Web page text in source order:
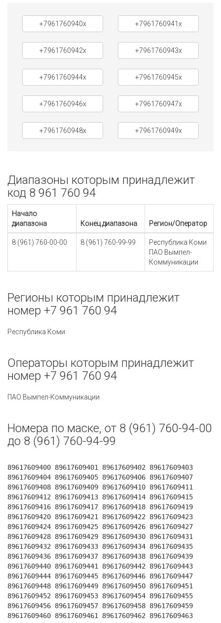
+7961760940x +7961760941x
+7961760942x +7961760943x
+7961760944x +7961760945x
+7961760946x +7961760947x
+7961760948x +7961760949x
Диапазоны которым принадлежит
код 8 961 760 94
Начало
диапазона
Конец диапазона Регион/Оператор
8 (961) 760-00-00 8 (961) 760-99-99
Республика Коми
ПАО Вымпел-
Коммуникации
Регионы которым принадлежит
номер +7 961 760 94
Республика Коми
Операторы которым принадлежит
номер +7 961 760 94
ПАО Вымпел-Коммуникации
Номера по маске, от 8 (961) 760-94-00
до 8 (961) 760-94-99
89617609400 89617609401 89617609402 89617609403
89617609404 89617609405 89617609406 89617609407
89617609408 89617609409 89617609410 89617609411
89617609412 89617609413 89617609414 89617609415
89617609416 89617609417 89617609418 89617609419
89617609420 89617609421 89617609422 89617609423
89617609424 89617609425 89617609426 89617609427
89617609428 89617609429 89617609430 89617609431
89617609432 89617609433 89617609434 89617609435
89617609436 89617609437 89617609438 89617609439
89617609440 89617609441 89617609442 89617609443
89617609444 89617609445 89617609446 89617609447
89617609448 89617609449 89617609450 89617609451
89617609452 89617609453 89617609454 89617609455
89617609456 89617609457 89617609458 89617609459
89617609460 89617609461 89617609462 89617609463